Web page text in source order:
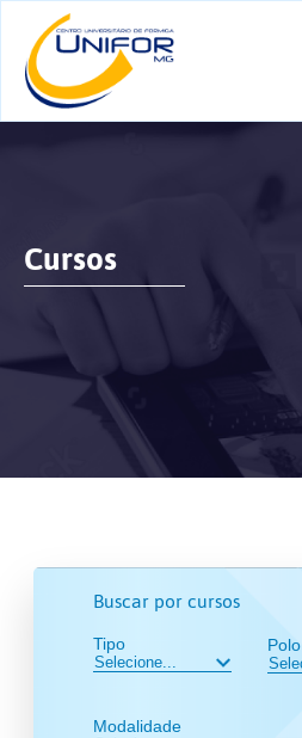
Cursos
Buscar por cursos
Tipo
Modalidade
Polo